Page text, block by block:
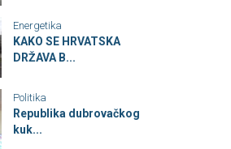
Energetika
KAKO SE HRVATSKA
DRŽAVA B...
Politika
Republika dubrovačkog
kuk...